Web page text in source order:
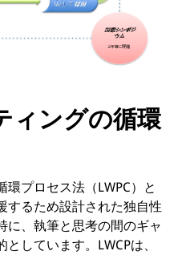
ィングの循環
プロセス法（LWPC）と
するため設計された独自性
に、執筆と思考の間のギャ
しています。LWCPは、